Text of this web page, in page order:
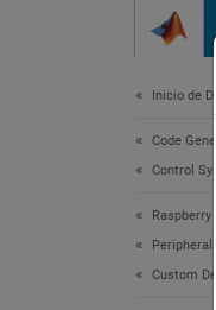
Inicio de
Code
Control
Raspberry
Peripherals
Custom